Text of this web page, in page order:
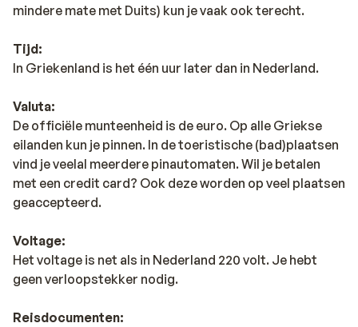
mindere mate met Duits) kun je vaak ook terecht.
Tijd:
In Griekenland is het één uur later dan in Nederland.
Valuta:
De officiële munteenheid is de euro. Op alle Griekse
eilanden kun je pinnen. In de toeristische (bad)plaatsen
vind je veelal meerdere pinautomaten. Wil je betalen
met een credit card? Ook deze worden op veel plaatsen
geaccepteerd.
Voltage:
Het voltage is net als in Nederland 220 volt. Je hebt
geen verloopstekker nodig.
Reisdocumenten: